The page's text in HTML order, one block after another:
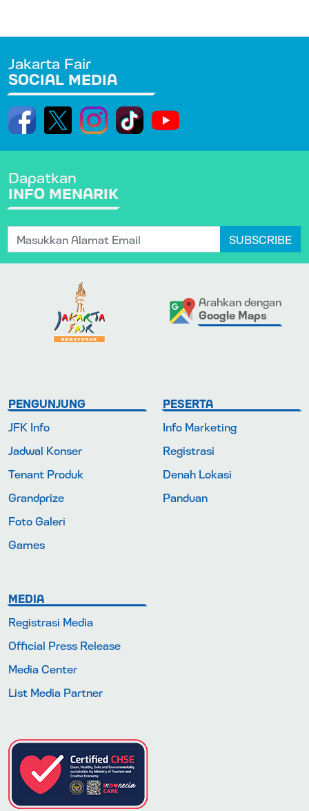
Jakarta Fair
SOCIAL MEDIA
Dapatkan
INFO MENARIK
SUBSCRIBE
Arahkan dengan
Google Maps
PENGUNJUNG
JFK Info
Jadwal Konser
Tenant Produk
Grandprize
Foto Galeri
Games
PESERTA
Info Marketing
Registrasi
Denah Lokasi
Panduan
MEDIA
Registrasi Media
Official Press Release
Media Center
List Media Partner